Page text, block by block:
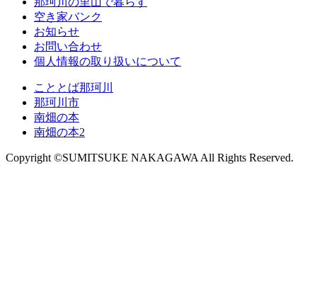
空き家バンク
お知らせ
お問い合わせ
個人情報の取り扱いについて
こととば那珂川
那珂川市
南畑の本
南畑の本2
Copyright ©SUMITSUKE NAKAGAWA All Rights Reserved.